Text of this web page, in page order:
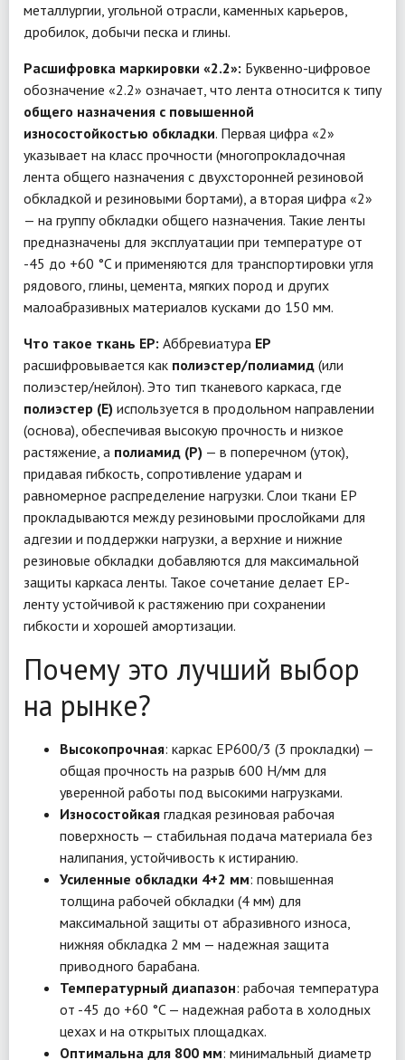
металлургии, угольной отрасли, каменных карьеров,
дробилок, добычи песка и глины.
Расшифровка маркировки «2.2»: Буквенно-цифровое
обозначение «2.2» означает, что лента относится к типу
общего назначения с повышенной
износостойкостью обкладки. Первая цифра «2»
указывает на класс прочности (многопрокладочная
лента общего назначения с двухсторонней резиновой
обкладкой и резиновыми бортами), а вторая цифра «2»
— на группу обкладки общего назначения. Такие ленты
предназначены для эксплуатации при температуре от
-45 до +60 °C и применяются для транспортировки угля
рядового, глины, цемента, мягких пород и других
малоабразивных материалов кусками до 150 мм.
Что такое ткань EP: Аббревиатура EP
расшифровывается как полиэстер/полиамид (или
полиэстер/нейлон). Это тип тканевого каркаса, где
полиэстер (E) используется в продольном направлении
(основа), обеспечивая высокую прочность и низкое
растяжение, а полиамид (P) — в поперечном (уток),
придавая гибкость, сопротивление ударам и
равномерное распределение нагрузки. Слои ткани EP
прокладываются между резиновыми прослойками для
адгезии и поддержки нагрузки, а верхние и нижние
резиновые обкладки добавляются для максимальной
защиты каркаса ленты. Такое сочетание делает EP-
ленту устойчивой к растяжению при сохранении
гибкости и хорошей амортизации.
Почему это лучший выбор
на рынке?
Высокопрочная: каркас EP600/3 (3 прокладки) —
общая прочность на разрыв 600 Н/мм для
уверенной работы под высокими нагрузками.
Износостойкая гладкая резиновая рабочая
поверхность — стабильная подача материала без
налипания, устойчивость к истиранию.
Усиленные обкладки 4+2 мм: повышенная
толщина рабочей обкладки (4 мм) для
максимальной защиты от абразивного износа,
нижняя обкладка 2 мм — надежная защита
приводного барабана.
Температурный диапазон: рабочая температура
от -45 до +60 °C — надежная работа в холодных
цехах и на открытых площадках.
Оптимальна для 800 мм: минимальный диаметр